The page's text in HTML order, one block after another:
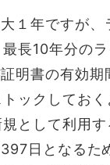
１年ですが
長10年分の
明書の有効
ックしてお
として利用す
日となるた